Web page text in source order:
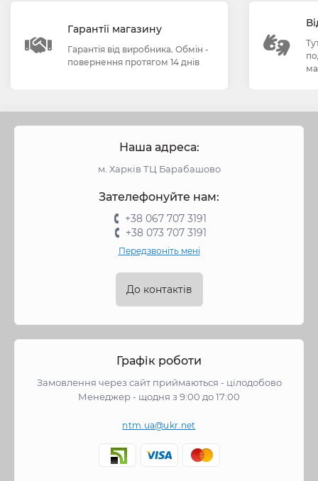
Гарантії магазину
Гарантія від виробника. Обмін -
повернення протягом 14 днів
Наша адреса:
м. Харків ТЦ Барабашово
Зателефонуйте нам:
+38 067 707 3191
+38 073 707 3191
Передзвоніть мені
До контактів
Графік роботи
Замовлення через сайт приймаються - цілодобово
Менеджер - щодня з 9:00 до 17:00
ntm.ua@ukr.net